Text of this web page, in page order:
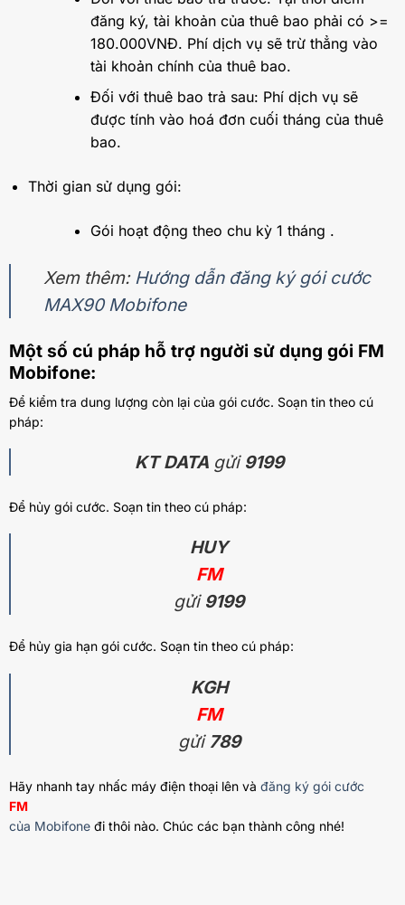
đăng ký, tài khoản của thuê bao phải có >=
180.000VNĐ. Phí dịch vụ sẽ trừ thẳng vào
tài khoản chính của thuê bao.
Đối với thuê bao trả sau: Phí dịch vụ sẽ
được tính vào hoá đơn cuối tháng của thuê
bao.
Thời gian sử dụng gói:
Gói hoạt động theo chu kỳ 1 tháng .
Xem thêm: Hướng dẫn đăng ký gói cước
MAX90 Mobifone
Một số cú pháp hỗ trợ người sử dụng gói FM
Mobifone:
Để kiểm tra dung lượng còn lại của gói cước. Soạn tin theo cú
pháp:
KT DATA gửi 9199
Để hủy gói cước. Soạn tin theo cú pháp:
HUY
FM
gửi 9199
Để hủy gia hạn gói cước. Soạn tin theo cú pháp:
KGH
FM
gửi 789
Hãy nhanh tay nhấc máy điện thoại lên và đăng ký gói cước
FM
của Mobifone đi thôi nào. Chúc các bạn thành công nhé!